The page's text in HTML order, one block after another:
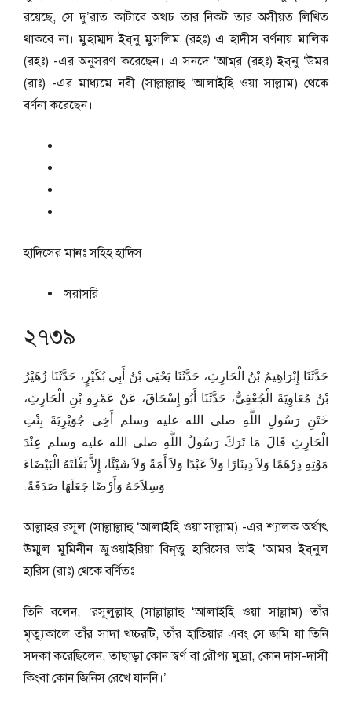
রয়েছে, সে দু’রাত কাটাবে অথচ তার নিকট তার অসীয়ত লিখিত
থাকবে না। মুহাম্মদ ইব্‌নু মুসলিম (রহঃ) এ হাদীস বর্ণনায় মালিক
(রহঃ) -এর অনুসরণ করেছেন। এ সনদে ‘আম্‌র (রহঃ) ইব্‌নু ‘উমর
(রাঃ) -এর মাধ্যমে নবী (সাল্লাল্লাহু ‘আলাইহি ওয়া সাল্লাম) থেকে
বর্ণনা করেছেন।
হাদিসের মানঃসহিহ হাদিস
সরাসরি
২৭৩৯
حَدَّثَنَا إِبْرَاهِيمُ بْنُ الْحَارِثِ، حَدَّثَنَا يَحْيَى بْنُ أَبِي بُكَيْرٍ، حَدَّثَنَا زُهَيْرُ
بْنُ مُعَاوِيَةَ الْجُعْفِيُّ، حَدَّثَنَا أَبُو إِسْحَاقَ، عَنْ عَمْرِو بْنِ الْحَارِثِ،
خَتَنِ رَسُولِ اللَّهِ صلى الله عليه وسلم أَخِي جُوَيْرِيَةَ بِنْتِ
الْحَارِثِ قَالَ مَا تَرَكَ رَسُولُ اللَّهِ صلى الله عليه وسلم عِنْدَ
مَوْتِهِ دِرْهَمًا وَلاَ دِينَارًا وَلاَ عَبْدًا وَلاَ أَمَةً وَلاَ شَيْئًا، إِلاَّ بَغْلَتَهُ الْبَيْضَاءَ
وَسِلاَحَهُ وَأَرْضًا جَعَلَهَا صَدَقَةً‏.‏
আল্লাহর রসূল (সাল্লাল্লাহু ‘আলাইহি ওয়া সাল্লাম) -এর শ্যালক অর্থাৎ
উম্মুল মুমিনীন জুওয়াইরিয়া বিন্‌তু হারিসের ভাই ‘আমর ইব্‌নুল
হারিস (রাঃ) থেকে বর্ণিতঃ
তিনি বলেন, ‘রসূলুল্লাহ (সাল্লাল্লাহু ‘আলাইহি ওয়া সাল্লাম) তাঁর
মৃত্যুকালে তাঁর সাদা খচ্চরটি, তাঁর হাতিয়ার এবং সে জমি যা তিনি
সদকা করেছিলেন, তাছাড়া কোন স্বর্ণ বা রৌপ্য মুদ্রা, কোন দাস-দাসী
কিংবা কোন জিনিস রেখে যাননি।’